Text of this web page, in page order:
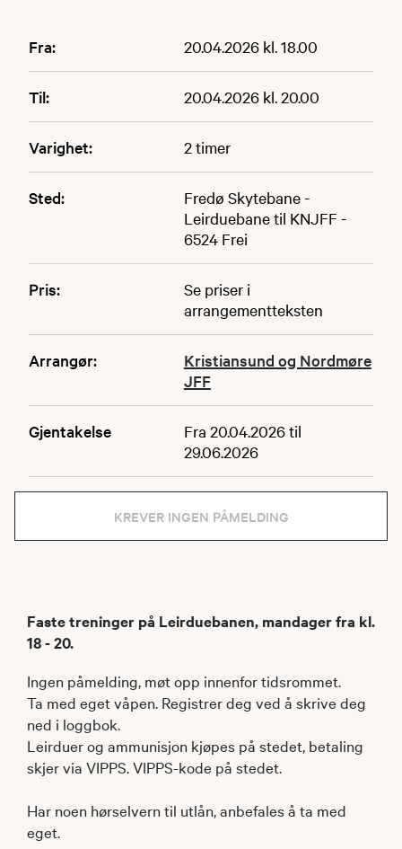
Fra: 20.04.2026 kl. 18.00
Til: 20.04.2026 kl. 20.00
Varighet: 2 timer
Sted:
Fredø Skytebane -
Leirduebane til KNJFF -
6524 Frei
Pris:
Se priser i
arrangementteksten
Arrangør:
Kristiansund og Nordmøre
JFF
Gjentakelse
Fra 20.04.2026 til
29.06.2026
KREVER INGEN PÅMELDING
Faste treninger på Leirduebanen, mandager fra kl.
18 - 20.
Ingen påmelding, møt opp innenfor tidsrommet.
Ta med eget våpen. Registrer deg ved å skrive deg
ned i loggbok.
Leirduer og ammunisjon kjøpes på stedet, betaling
skjer via VIPPS. VIPPS-kode på stedet.
Har noen hørselvern til utlån, anbefales å ta med
eget.